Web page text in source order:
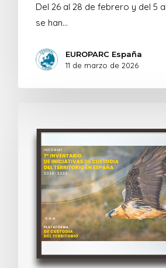
Del 26 al 28 de febrero y del 5
se han…
EUROPARC España
11 de marzo de 2026